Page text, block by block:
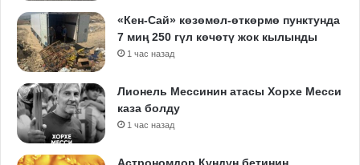
«Кен-Сай» көзөмөл-өткөрмө пунктунда
7 миң 250 гүл көчөтү жок кылынды
1 час назад
Лионель Мессинин атасы Хорхе Месси
каза болду
1 час назад
Астрономдор Күндүн бетинин